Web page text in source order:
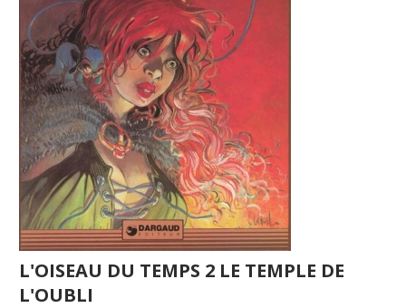
L'OISEAU DU TEMPS 2 LE TEMPLE DE
L'OUBLI